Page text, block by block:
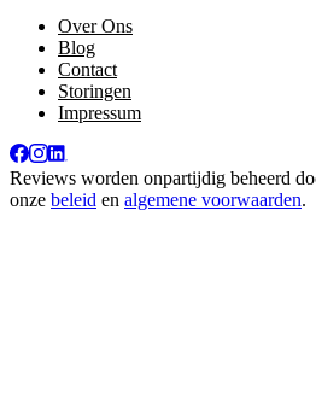
Over Ons
Blog
Contact
Storingen
Impressum
Reviews worden onpartijdig beheerd
onze beleid en algemene voorwaarden.